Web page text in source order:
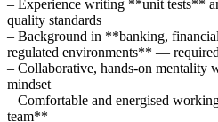
– Experience writing **unit tests**
quality standards
– Background in **banking,
regulated environments** — required
– Collaborative, hands-on mentality
mindset
– Comfortable and energised
team**